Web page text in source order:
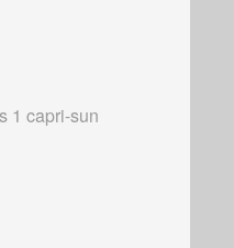
1 capri-sun